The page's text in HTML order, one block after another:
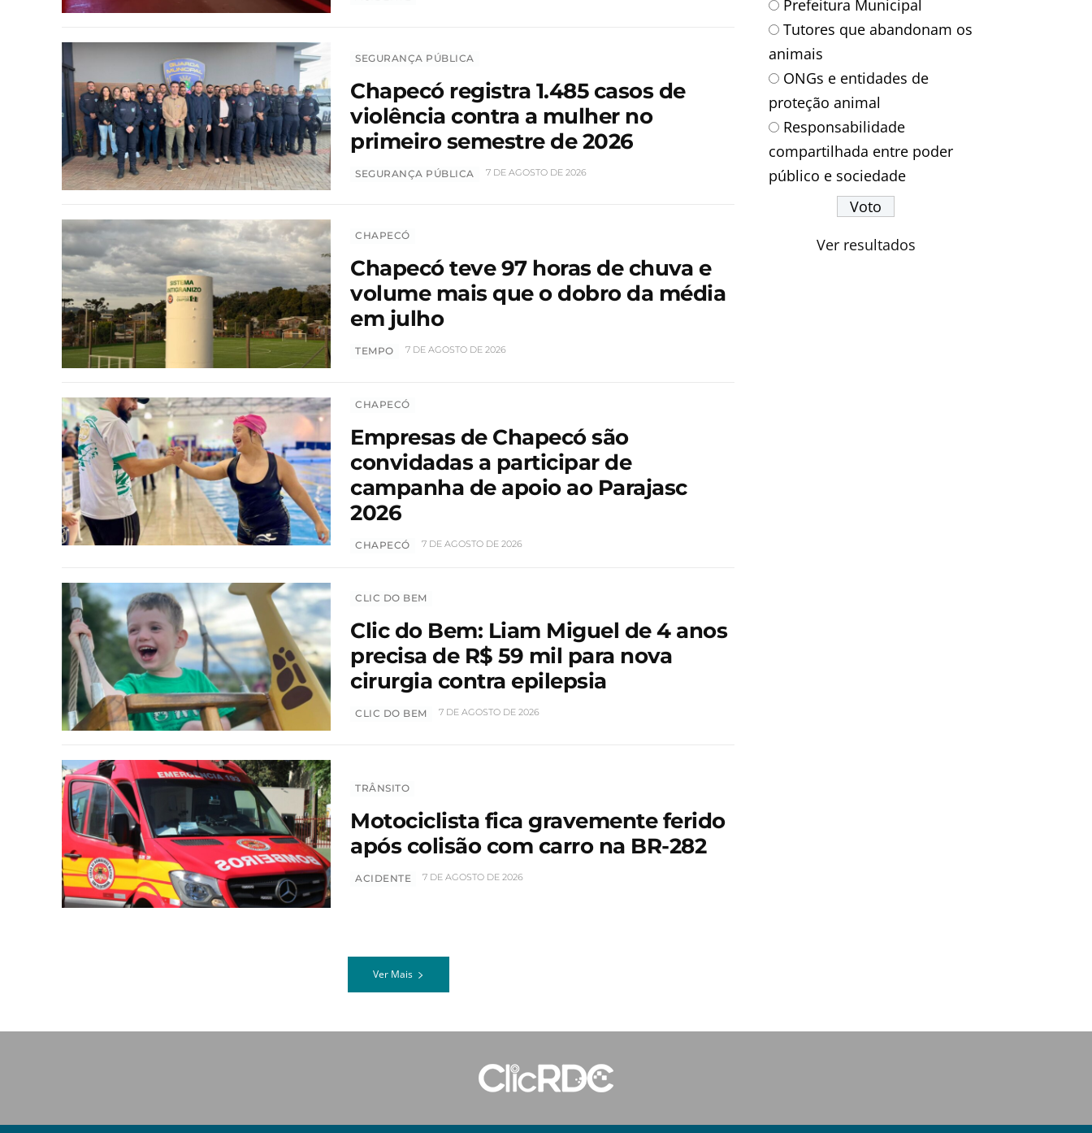
SEGURANÇA PÚBLICA
Chapecó registra 1.485 casos de
violência contra a mulher no
primeiro semestre de 2026
SEGURANÇA PÚBLICA 7 DE AGOSTO DE 2026
CHAPECÓ
Chapecó teve 97 horas de chuva e
volume mais que o dobro da média
em julho
TEMPO 7 DE AGOSTO DE 2026
CHAPECÓ
Empresas de Chapecó são
convidadas a participar de
campanha de apoio ao Parajasc
2026
CHAPECÓ 7 DE AGOSTO DE 2026
CLIC DO BEM
Clic do Bem: Liam Miguel de 4 anos
precisa de R$ 59 mil para nova
cirurgia contra epilepsia
CLIC DO BEM 7 DE AGOSTO DE 2026
TRÂNSITO
Motociclista fica gravemente ferido
após colisão com carro na BR-282
ACIDENTE 7 DE AGOSTO DE 2026
Ver Mais
Prefeitura Municipal
Tutores que abandonam os
animais
ONGs e entidades de
proteção animal
Responsabilidade
compartilhada entre poder
público e sociedade
Ver resultados